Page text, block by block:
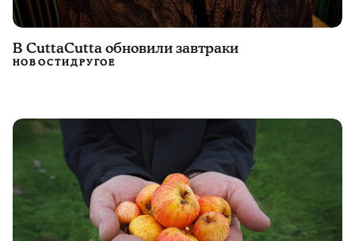
В CuttaCutta обновили завтраки
НОВОСТИДРУГОЕ